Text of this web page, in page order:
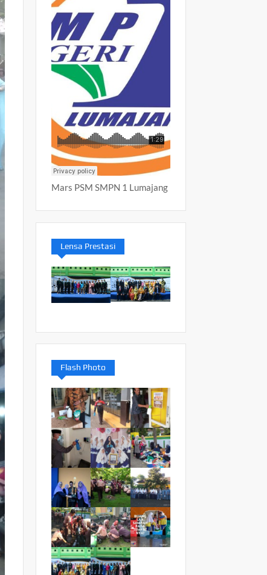
Mars PSM SMPN 1 Lumajang
Lensa Prestasi
Flash Photo